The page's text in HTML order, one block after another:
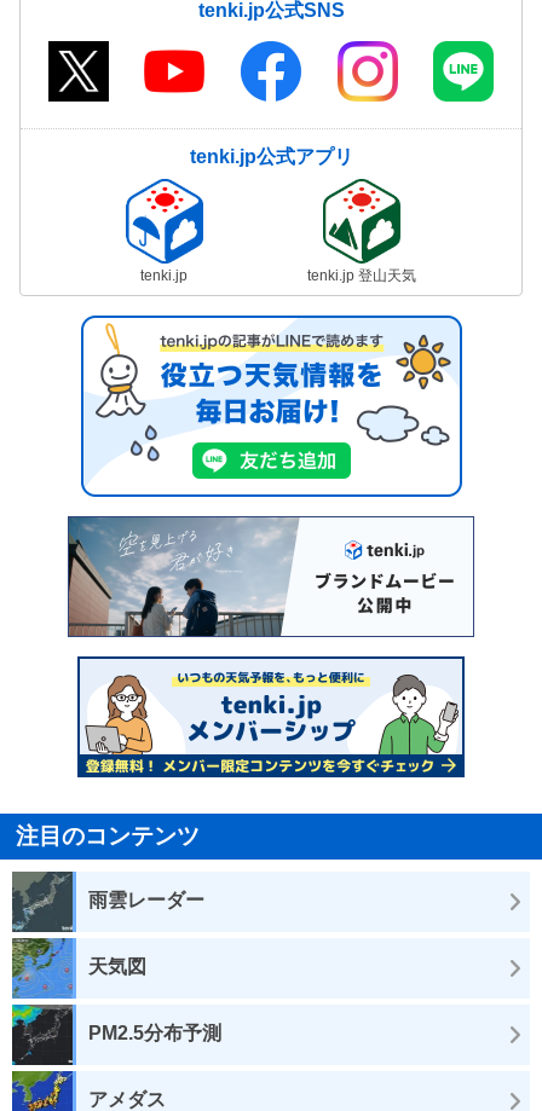
tenki.jp公式SNS
tenki.jp公式アプリ
tenki.jp tenki.jp 登山天気
注目のコンテンツ
雨雲レーダー
天気図
PM2.5分布予測
アメダス